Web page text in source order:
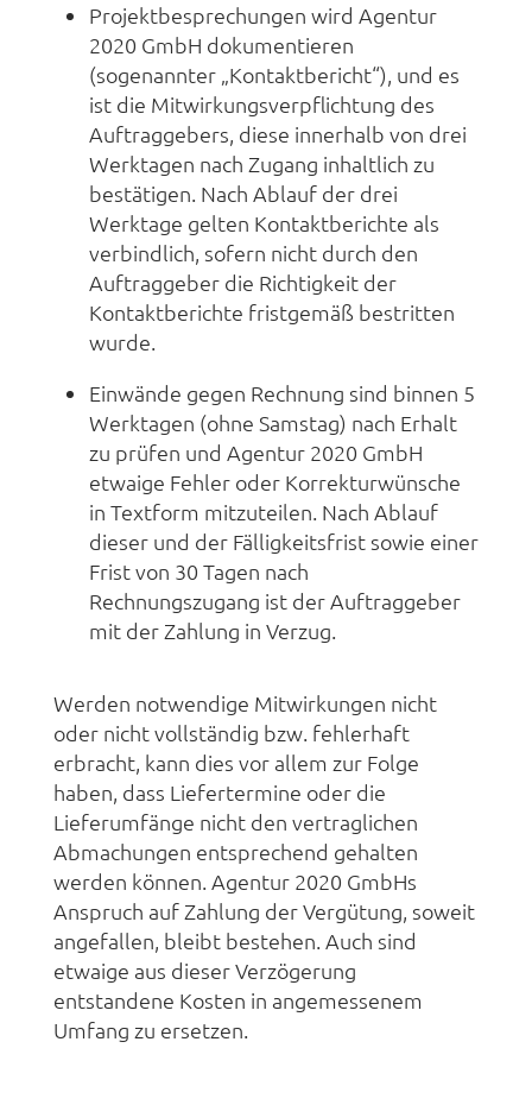
Projektbesprechungen wird Agentur
2020 GmbH dokumentieren
(sogenannter „Kontaktbericht“), und es
ist die Mitwirkungsverpflichtung des
Auftraggebers, diese innerhalb von drei
Werktagen nach Zugang inhaltlich zu
bestätigen. Nach Ablauf der drei
Werktage gelten Kontaktberichte als
verbindlich, sofern nicht durch den
Auftraggeber die Richtigkeit der
Kontaktberichte fristgemäß bestritten
wurde.
Einwände gegen Rechnung sind binnen 5
Werktagen (ohne Samstag) nach Erhalt
zu prüfen und Agentur 2020 GmbH
etwaige Fehler oder Korrekturwünsche
in Textform mitzuteilen. Nach Ablauf
dieser und der Fälligkeitsfrist sowie einer
Frist von 30 Tagen nach
Rechnungszugang ist der Auftraggeber
mit der Zahlung in Verzug.
Werden notwendige Mitwirkungen nicht
oder nicht vollständig bzw. fehlerhaft
erbracht, kann dies vor allem zur Folge
haben, dass Liefertermine oder die
Lieferumfänge nicht den vertraglichen
Abmachungen entsprechend gehalten
werden können. Agentur 2020 GmbHs
Anspruch auf Zahlung der Vergütung, soweit
angefallen, bleibt bestehen. Auch sind
etwaige aus dieser Verzögerung
entstandene Kosten in angemessenem
Umfang zu ersetzen.